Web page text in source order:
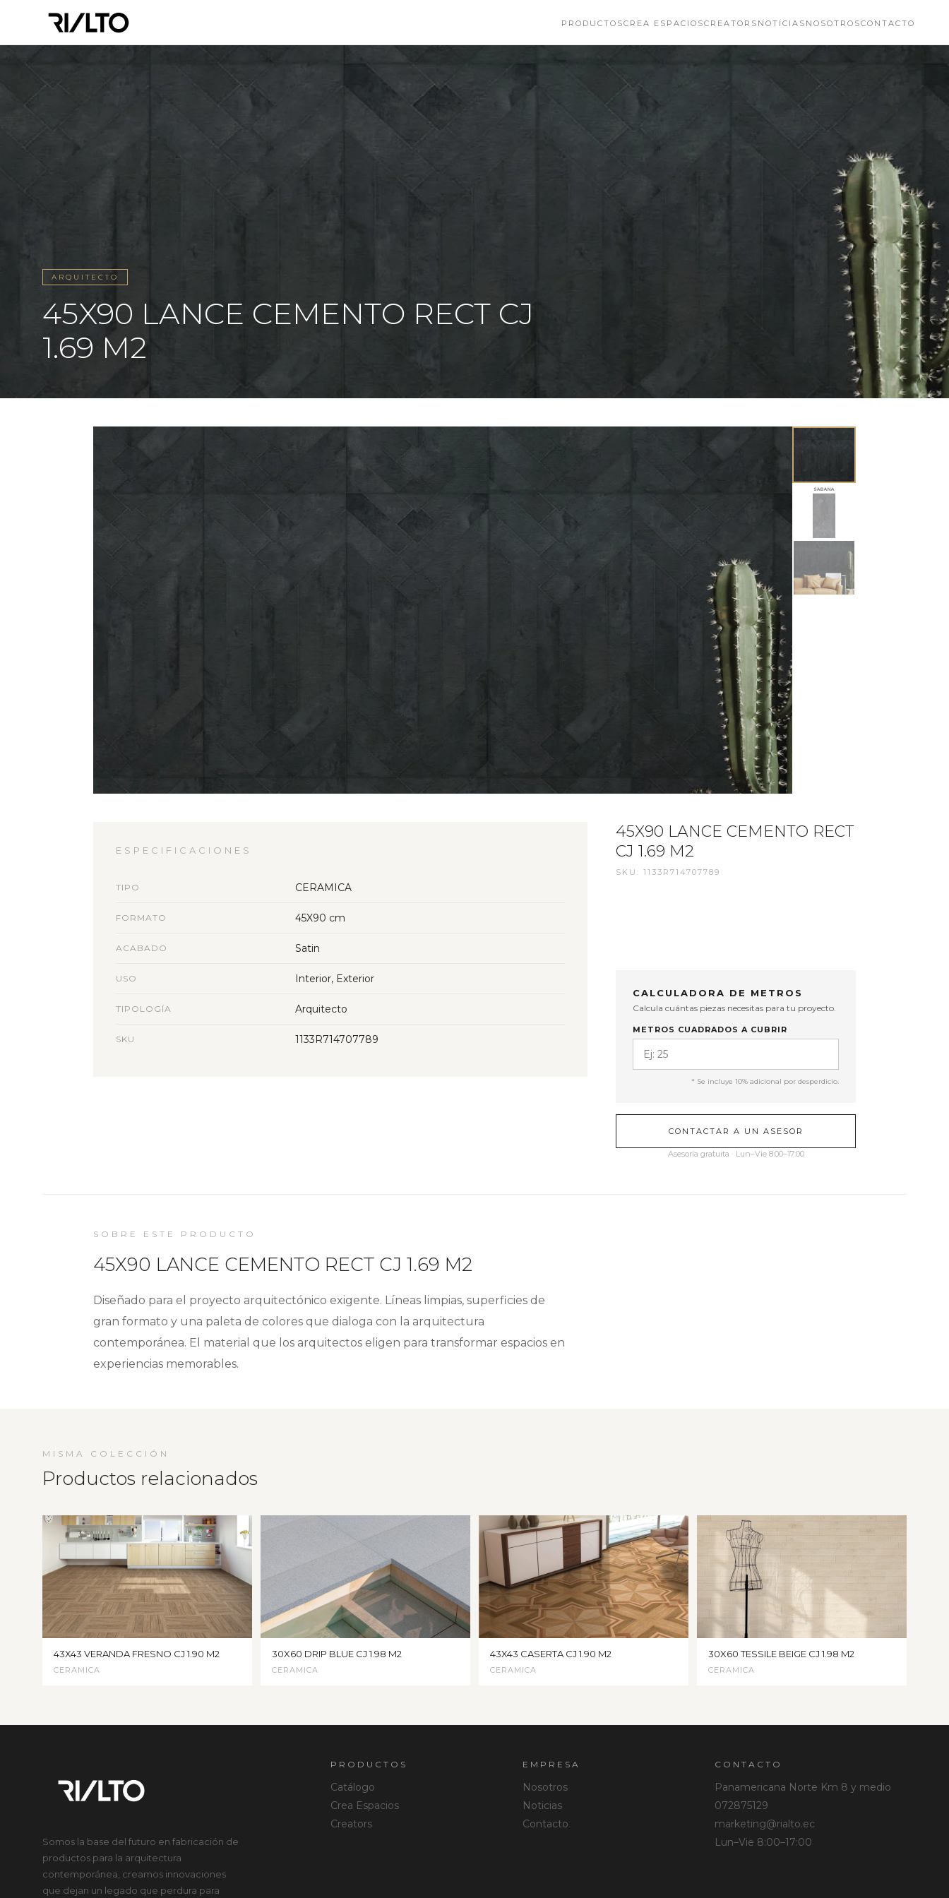
PRODUCTOSCREA ESPACIOSCREATORS NOTICIAS NOSOTROSCONTACTO
ARQUITECTO
45X90 LANCE CEMENTO RECT CJ
1.69 M2
ESPECIFICACIONES
TIPO CERAMICA
FORMATO 45X90 cm
ACABADO Satin
USO Interior, Exterior
TIPOLOGÍA Arquitecto
SKU 1133R714707789
45X90 LANCE CEMENTO RECT
CJ 1.69 M2
SKU: 1133R714707789
CALCULADORA DE METROS
Calcula cuántas piezas necesitas para tu proyecto.
METROS CUADRADOS A CUBRIR
* Se incluye 10% adicional por desperdicio.
CONTACTAR A UN ASESOR
Asesoría gratuita · Lun–Vie 8:00–17:00
SOBRE ESTE PRODUCTO
45X90 LANCE CEMENTO RECT CJ 1.69 M2
Diseñado para el proyecto arquitectónico exigente. Líneas limpias, superficies de
gran formato y una paleta de colores que dialoga con la arquitectura
contemporánea. El material que los arquitectos eligen para transformar espacios en
experiencias memorables.
MISMA COLECCIÓN
Productos relacionados
43X43 VERANDA FRESNO CJ 1.90 M2
CERAMICA
30X60 DRIP BLUE CJ 1.98 M2
CERAMICA
43X43 CASERTA CJ 1.90 M2
CERAMICA
30X60 TESSILE BEIGE CJ 1.98 M2
CERAMICA
Somos la base del futuro en fabricación de
productos para la arquitectura
contemporánea, creamos innovaciones
que dejan un legado que perdura para
PRODUCTOS
Catálogo
Crea Espacios
Creators
EMPRESA
Nosotros
Noticias
Contacto
CONTACTO
Panamericana Norte Km 8 y medio
072875129
marketing@rialto.ec
Lun–Vie 8:00–17:00